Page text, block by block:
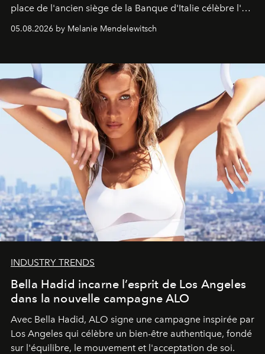
place de l'ancien siège de la Banque d'Italie célèbre l'art
05.08.2026 by Melanie Mendelewitsch
INDUSTRY TRENDS
Bella Hadid incarne l’esprit de Los Angeles
dans la nouvelle campagne ALO
Avec Bella Hadid, ALO signe une campagne inspirée par
Los Angeles qui célèbre un bien-être authentique, fondé
sur l'équilibre, le mouvement et l'acceptation de soi.